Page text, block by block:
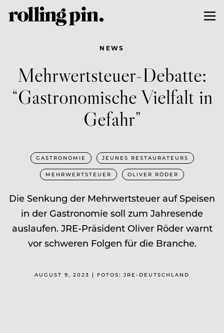
NEWS
Mehrwertsteuer-Debatte:
“Gastronomische Vielfalt in
Gefahr”
GASTRONOMIE JEUNES RESTAURATEURS
MEHRWERTSTEUER OLIVER RÖDER
Die Senkung der Mehrwertsteuer auf Speisen
in der Gastronomie soll zum Jahresende
auslaufen. JRE-Präsident Oliver Röder warnt
vor schweren Folgen für die Branche.
AUGUST 9, 2023 | FOTOS: JRE-DEUTSCHLAND